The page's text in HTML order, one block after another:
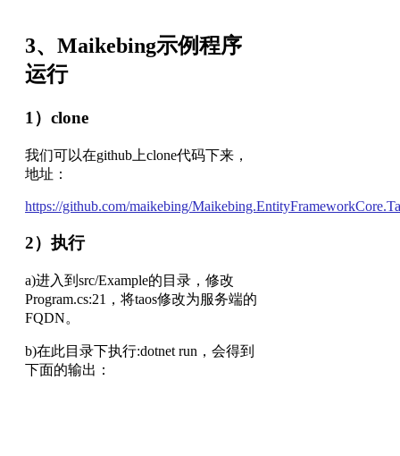
3、Maikebing示例程序
运行
1）clone
我们可以在github上clone代码下来，
地址：
https://github.com/maikebing/
2）执行
a)进入到src/Example的目录，修改
Program.cs:21，将taos修改为服务端的
FQDN。
b)在此目录下执行:dotnet run，会得到
下面的输出：